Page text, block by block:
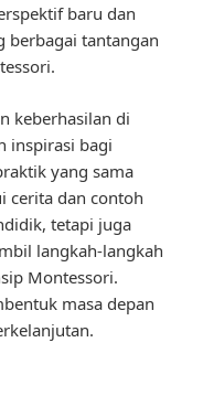
baru dan
berbagai tantangan
keberhasilan di
inspirasi bagi
yang sama
cerita dan contoh
tetapi juga
langkah-langkah
Montessori.
masa depan